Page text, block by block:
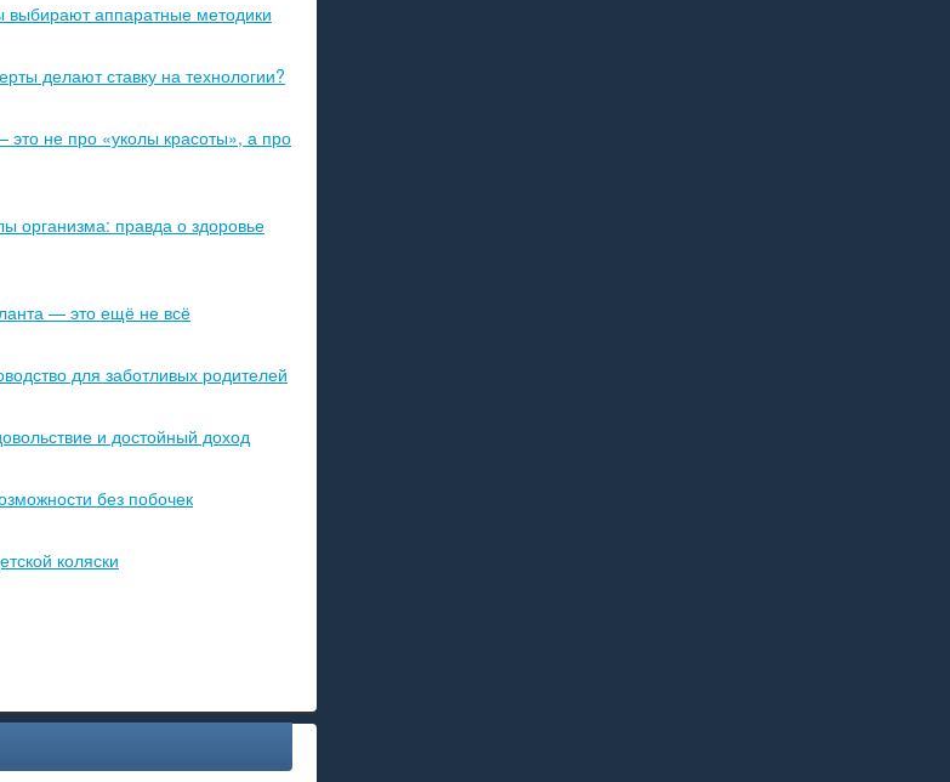
аппаратные методики
делают ставку на технологии?
это не про «уколы красоты», а про
организма: правда о здоровье
— это ещё не всё
для заботливых родителей
и достойный доход
без побочек
коляски